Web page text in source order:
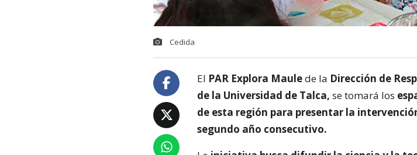
Cedida
El PAR Explora Maulede la Dirección de
de la Universidad de Talca, se tomará los
de esta región para presentar la
segundo año consecutivo.